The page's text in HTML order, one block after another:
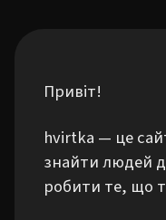
Привіт!
hvirtka — це
знайти людей
робити те, що